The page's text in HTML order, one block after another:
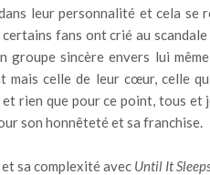
leur personnalité et cela se
fans ont crié au
groupe sincère envers lui
mais celle de leur cœur, celle
rien que pour ce point, tous et
son honnêteté et sa franchise.
sa complexité avec Until It